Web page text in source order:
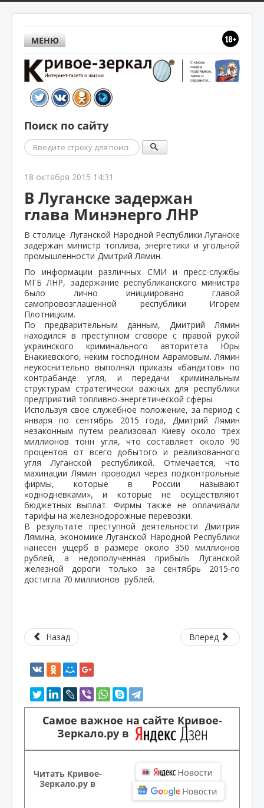
МЕНЮ
Поиск по сайту
Поиск
18 октября 2015 14:31
В Луганске задержан
глава Минэнерго ЛНР
В столице Луганской Народной Республики Луганске
задержан министр топлива, энергетики и угольной
промышленности Дмитрий Лямин.
По информации различных СМИ и пресс-службы
МГБ ЛНР, задержание республиканского министра
было лично инициировано главой
самопровозглашенной республики Игорем
Плотницким.
По предварительным данным, Дмитрий Лямин
находился в преступном сговоре с правой рукой
украинского криминального авторитета Юры
Енакиевского, неким господином Аврамовым. Лямин
неукоснительно выполнял приказы «бандитов» по
контрабанде угля, и передачи криминальным
структурам стратегически важных для республики
предприятий топливно-энергетической сферы.
Используя свое служебное положение, за период с
января по сентябрь 2015 года, Дмитрий Лямин
незаконным путем реализовал Киеву около трех
миллионов тонн угля, что составляет около 90
процентов от всего добытого и реализованного
угля Луганской республикой. Отмечается, что
махинации Лямин проводил через подконтрольные
фирмы, которые в России называют
«однодневками», и которые не осуществляют
бюджетных выплат. Фирмы также не оплачивали
тарифы на железнодорожные перевозки.
В результате преступной деятельности Дмитрия
Лямина, экономике Луганской Народной Республики
нанесен ущерб в размере около 350 миллионов
рублей, а недополученная прибыль Луганской
железной дороги только за сентябрь 2015-го
достигла 70 миллионов рублей.
Назад Вперед
Самое важное на сайте Кривое-
Зеркало.ру в
Читать Кривое-
Зеркало.ру в